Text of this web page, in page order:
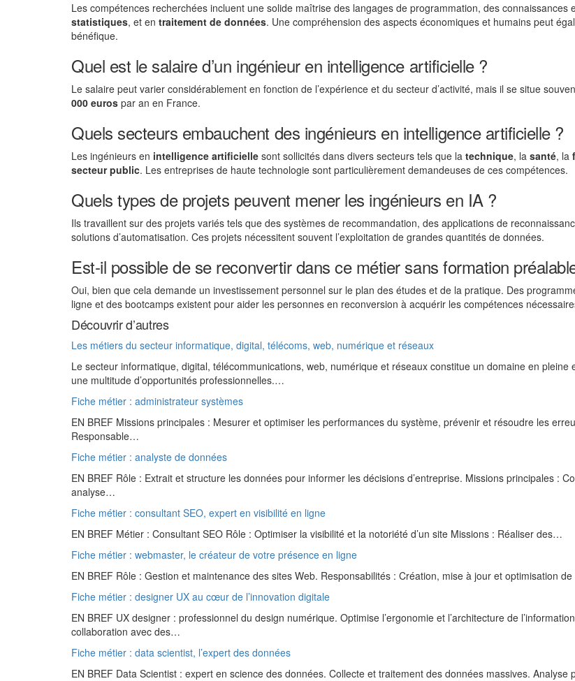
Les compétences recherchées incluent une solide maîtrise des langages de programmation, des connaissances
statistiques, et en traitement de données. Une compréhension des aspects économiques et humains peut
bénéfique.
Quel est le salaire d’un ingénieur en intelligence artificielle ?
Le salaire peut varier considérablement en fonction de l’expérience et du secteur d’activité, mais il se situe
000 euros par an en France.
Quels secteurs embauchent des ingénieurs en intelligence artificielle ?
Les ingénieurs en intelligence artificielle sont sollicités dans divers secteurs tels que la technique, la santé, la
secteur public. Les entreprises de haute technologie sont particulièrement demandeuses de ces compétences.
Quels types de projets peuvent mener les ingénieurs en IA ?
Ils travaillent sur des projets variés tels que des systèmes de recommandation, des applications de
solutions d’automatisation. Ces projets nécessitent souvent l’exploitation de grandes quantités de données.
Est-il possible de se reconvertir dans ce métier sans formation
Oui, bien que cela demande un investissement personnel sur le plan des études et de la pratique. Des
ligne et des bootcamps existent pour aider les personnes en reconversion à acquérir les compétences
Découvrir d’autres
Les métiers du secteur informatique, digital, télécoms, web, numérique et réseaux
Le secteur informatique, digital, télécommunications, web, numérique et réseaux constitue un domaine en pleine
une multitude d’opportunités professionnelles.…
Fiche métier : administrateur systèmes
EN BREF Missions principales : Mesurer et optimiser les performances du système, prévenir et résoudre les
Responsable…
Fiche métier : analyste de données
EN BREF Rôle : Extrait et structure les données pour informer les décisions d’entreprise. Missions principales :
analyse…
Fiche métier : consultant SEO, expert en visibilité en ligne
EN BREF Métier : Consultant SEO Rôle : Optimiser la visibilité et la notoriété d’un site Missions : Réaliser des…
Fiche métier : webmaster, le créateur de votre présence en ligne
EN BREF Rôle : Gestion et maintenance des sites Web. Responsabilités : Création, mise à jour et optimisation
Fiche métier : designer UX au cœur de l’innovation digitale
EN BREF UX designer : professionnel du design numérique. Optimise l’ergonomie et l’architecture de
collaboration avec des…
Fiche métier : data scientist, l’expert des données
EN BREF Data Scientist : expert en science des données. Collecte et traitement des données massives.